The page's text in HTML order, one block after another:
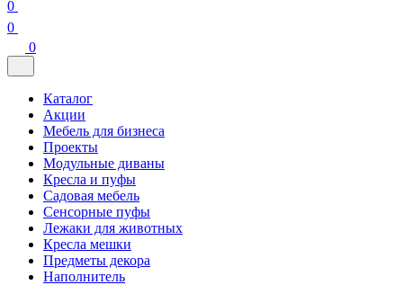
0
0
0
Каталог
Акции
Мебель для бизнеса
Проекты
Модульные диваны
Кресла и пуфы
Садовая мебель
Сенсорные пуфы
Лежаки для животных
Кресла мешки
Предметы декора
Наполнитель